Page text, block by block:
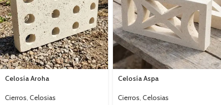
Celosía Aroha
Cierros, Celosias
Celosía Aspa
Cierros, Celosias